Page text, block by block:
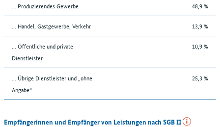
... Produzierendes Gewerbe 48,9 %
... Handel, Gastgewerbe, Verkehr 13,9 %
... Öffentliche und private
Dienstleister
10,9 %
... Übrige Dienstleister und „ohne
Angabe“
25,3 %
Empfängerinnen und Empfänger von Leistungen nach SGB II